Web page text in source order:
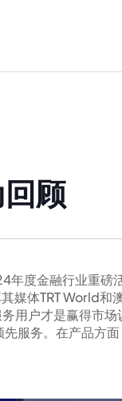
顾
年度金融行业重
媒体TRT World
用户才是赢得市
服务。在产品方